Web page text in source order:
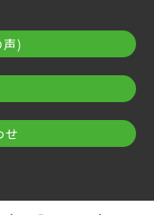
声)
せ